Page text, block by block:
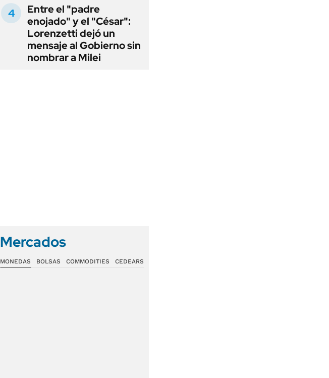
Entre el "padre
enojado" y el "César":
Lorenzetti dejó un
mensaje al Gobierno sin
nombrar a Milei
Mercados
MONEDAS BOLSAS COMMODITIES CEDEARS